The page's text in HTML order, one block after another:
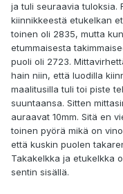
ja tuli seuraavia tuloksia.
kiinnikkeestä etukelkan
toinen oli 2835, mutta
etummaisesta
puoli oli 2723.
hain niin, että luodilla
maalitusilla tuli toi piste
suuntaansa. Sitten
auraavat 10mm. Sitä en
toinen pyörä mikä on
että kuskin puolen
Takakelkka ja etukelkka
sentin sisällä.